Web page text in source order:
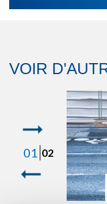
VOIR
02
et se
1